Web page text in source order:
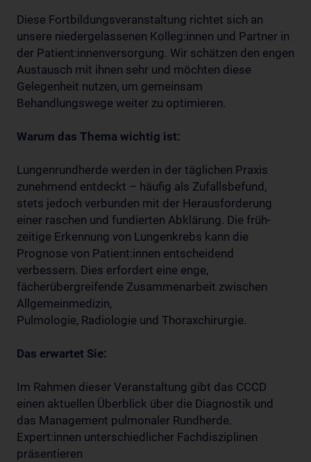
Diese Fortbildungsveranstaltung richtet sich an
unsere niedergelassenen Kolleg:innen und Partner in
der Patient:innenversorgung. Wir schätzen den engen
Austausch mit ihnen sehr und möchten diese
Gelegenheit nutzen, um gemeinsam
Behandlungswege weiter zu optimieren.
Warum das Thema wichtig ist:
Lungenrundherde werden in der täglichen Praxis
zunehmend entdeckt – häufig als Zufallsbefund,
stets jedoch verbunden mit der Herausforderung
einer raschen und fundierten Abklärung. Die früh-
zeitige Erkennung von Lungenkrebs kann die
Prognose von Patient:innen entscheidend
verbessern. Dies erfordert eine enge,
fächerübergreifende Zusammenarbeit zwischen
Allgemeinmedizin,
Pulmologie, Radiologie und Thoraxchirurgie.
Das erwartet Sie:
Im Rahmen dieser Veranstaltung gibt das CCCD
einen aktuellen Überblick über die Diagnostik und
das Management pulmonaler Rundherde.
Expert:innen unterschiedlicher Fachdisziplinen
präsentieren